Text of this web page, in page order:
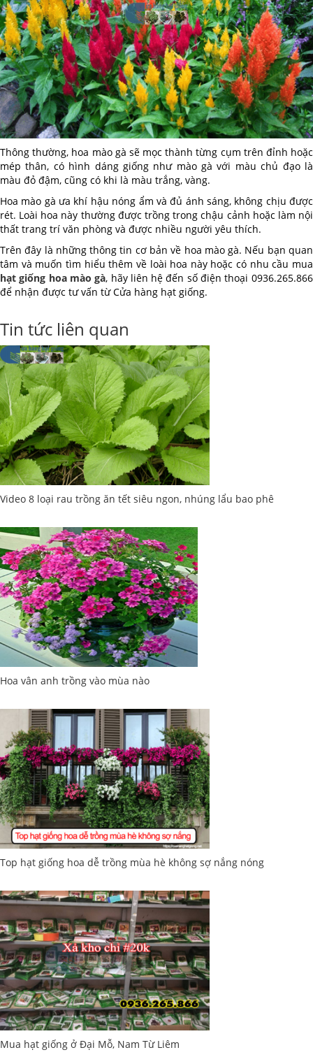
Thông thường, hoa mào gà sẽ mọc thành từng cụm trên đỉnh hoặc
mép thân, có hình dáng giống như mào gà với màu chủ đạo là
màu đỏ đậm, cũng có khi là màu trắng, vàng.
Hoa mào gà ưa khí hậu nóng ẩm và đủ ánh sáng, không chịu được
rét. Loài hoa này thường được trồng trong chậu cảnh hoặc làm nội
thất trang trí văn phòng và được nhiều người yêu thích.
Trên đây là những thông tin cơ bản về hoa mào gà. Nếu bạn quan
tâm và muốn tìm hiểu thêm về loài hoa này hoặc có nhu cầu mua
hạt giống hoa mào gà, hãy liên hệ đến số điện thoại 0936.265.866
để nhận được tư vấn từ Cửa hàng hạt giống.
Tin tức liên quan
Video 8 loại rau trồng ăn tết siêu ngon, nhúng lẩu bao phê
Hoa vân anh trồng vào mùa nào
Top hạt giống hoa dễ trồng mùa hè không sợ nắng nóng
Mua hạt giống ở Đại Mỗ, Nam Từ Liêm